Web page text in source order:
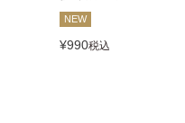
NEW
¥990税込